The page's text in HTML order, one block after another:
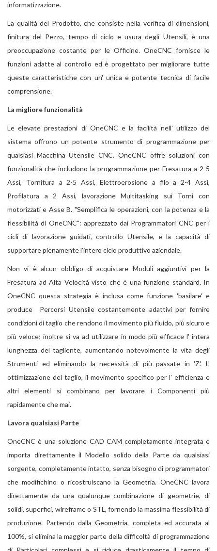
informatizzazione.
La qualità del Prodotto, che consiste nella verifica di dimensioni,
finitura del Pezzo, tempo di ciclo e usura degli Utensili, è una
preoccupazione costante per le Officine. OneCNC fornisce le
funzioni adatte al controllo ed è progettato per migliorare tutte
queste caratteristiche con un' unica e potente tecnica di facile
comprensione.
La migliore funzionalità
Le elevate prestazioni di OneCNC e la facilità nell' utilizzo del
sistema offrono un potente strumento di programmazione per
qualsiasi Macchina Utensile CNC. OneCNC offre soluzioni con
funzionalità che includono la programmazione per Fresatura a 2-5
Assi, Tornitura a 2-5 Assi, Elettroerosione a filo a 2-4 Assi,
Profilatura a 2 Assi, lavorazione Multitasking sui Torni con
motorizzati e Asse B. "Semplifica le operazioni, con la potenza e la
flessibilità di OneCNC": apprezzato dai Programmatori CNC per i
cicli di lavorazione guidati, controllo Utensile, e la capacità di
supportare pienamente l'intero ciclo produttivo aziendale.
Non vi è alcun obbligo di acquistare Moduli aggiuntivi per la
Fresatura ad Alta Velocità visto che è una funzione standard. In
OneCNC questa strategia è inclusa come funzione 'basilare' e
produce Percorsi Utensile costantemente adattivi per fornire
condizioni di taglio che rendono il movimento più fluido, più sicuro e
più veloce; inoltre si va ad utilizzare in modo più efficace l' intera
lunghezza del tagliente, aumentando notevolmente la vita degli
Strumenti ed eliminando la necessità di più passate in 'Z'. L'
ottimizzazione del taglio, il movimento specifico per l' efficienza e
altri elementi si combinano per lavorare i Componenti più
rapidamente che mai.
Lavora qualsiasi Parte
OneCNC è una soluzione CAD CAM completamente integrata e
importa direttamente il Modello solido della Parte da qualsiasi
sorgente, completamente intatto, senza bisogno di programmatori
che modifichino o ricostruiscano la Geometria. OneCNC lavora
direttamente da una qualunque combinazione di geometrie, di
solidi, superfici, wireframe o STL, fornendo la massima flessibilità di
produzione. Partendo dalla Geometria, completa ed accurata al
100%, si elimina la maggior parte della difficoltà di programmazione